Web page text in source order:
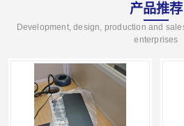
产品推荐
Development, design, production and
enterprises